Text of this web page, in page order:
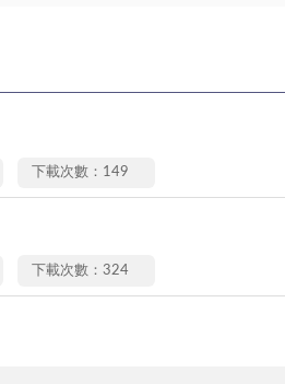
下載次數：149
下載次數：324